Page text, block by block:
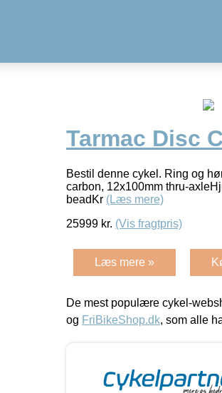
Tarmac Disc
Bestil denne cykel. Ring og
carbon, 12x100mm thru-
beadKr (Læs mere)
25999 kr. (Vis fragtpris)
Læs mere »
De mest populære cykel-
og FriBikeShop.dk, som alle